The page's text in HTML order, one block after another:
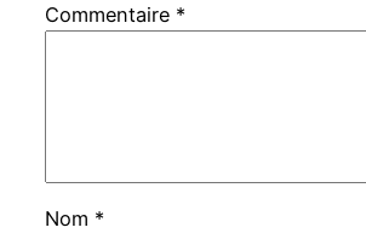
Commentaire *
Nom *